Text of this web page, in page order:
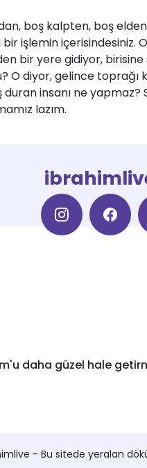
boş kalpten, boş elden
bir işlemin
bir yere gidiyor,
O diyor, gelince toprağı
insanı ne
daha güzel hale
- Bu sitede yeralan